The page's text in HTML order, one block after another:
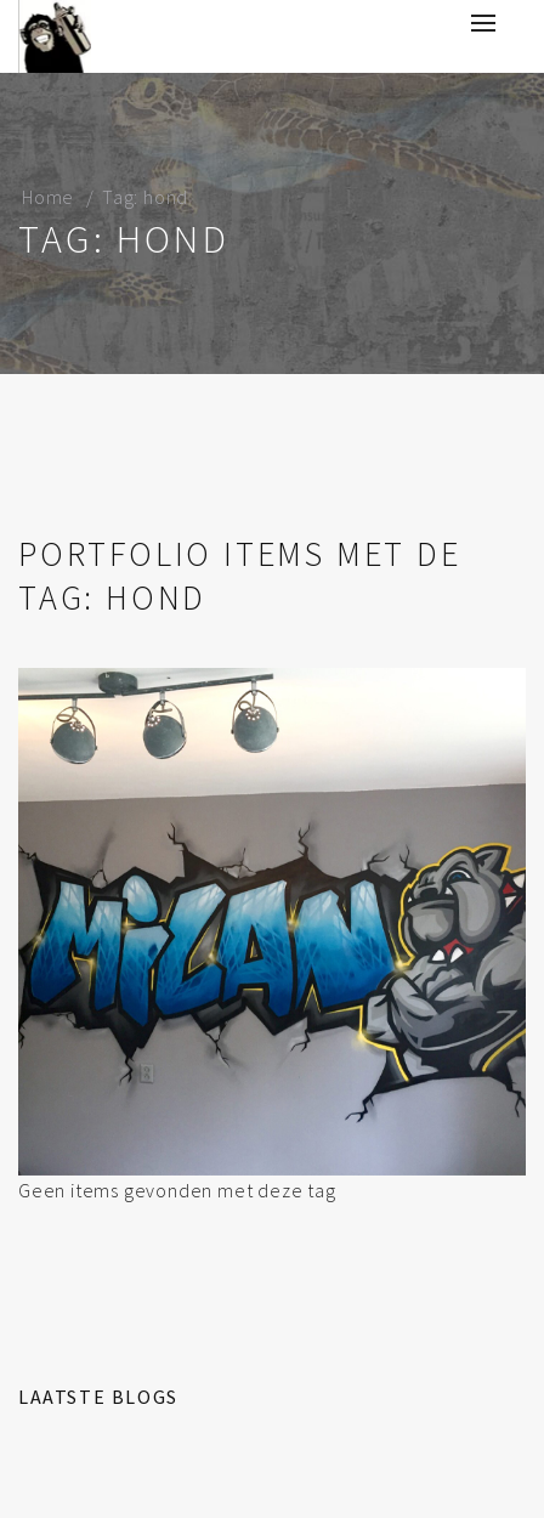
Home Tag: hond
TAG: HOND
PORTFOLIO ITEMS MET DE
TAG: HOND
Geen items gevonden met deze tag
LAATSTE BLOGS